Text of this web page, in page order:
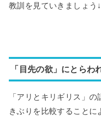
教訓を見ていきましょう
「目先の欲」にとらわ
「アリとキリギリス」
きぶりを比較することに